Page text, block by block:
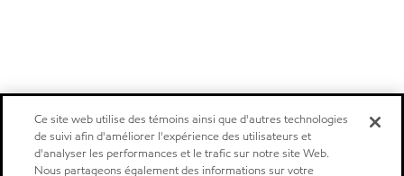
Ce site web utilise des témoins ainsi que d'autres technologies
de suivi afin d'améliorer l'expérience des utilisateurs et
d'analyser les performances et le trafic sur notre site Web.
Nous partageons également des informations sur votre